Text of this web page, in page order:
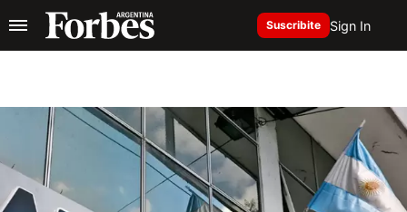
Suscribite Sign In